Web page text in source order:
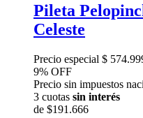
Pileta
Celeste
Precio especial $
9% OFF
Precio sin impuestos
3 cuotas sin interés
de $191.666